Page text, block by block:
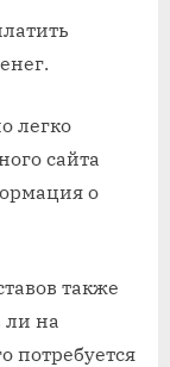
легко
сайта
о
также
ли на
потребуется